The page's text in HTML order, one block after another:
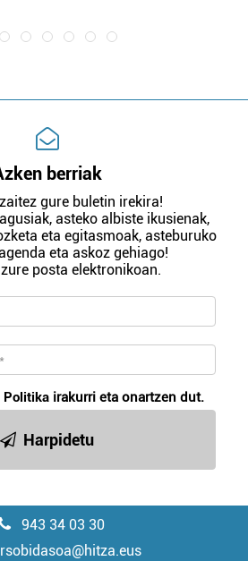
berriak
gure buletin irekira!
asteko albiste ikusienak,
eta egitasmoak, asteburuko
eta askoz gehiago!
posta elektronikoan.
Politika irakurri eta onartzen dut.
Harpidetu
943 34 03 30